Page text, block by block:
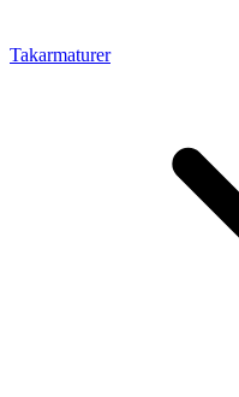
Takarmaturer